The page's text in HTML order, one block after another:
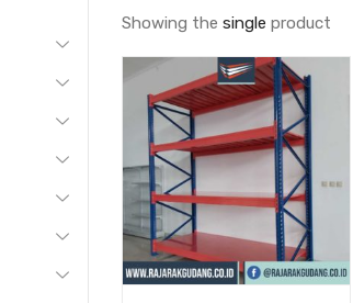
Showing the single product